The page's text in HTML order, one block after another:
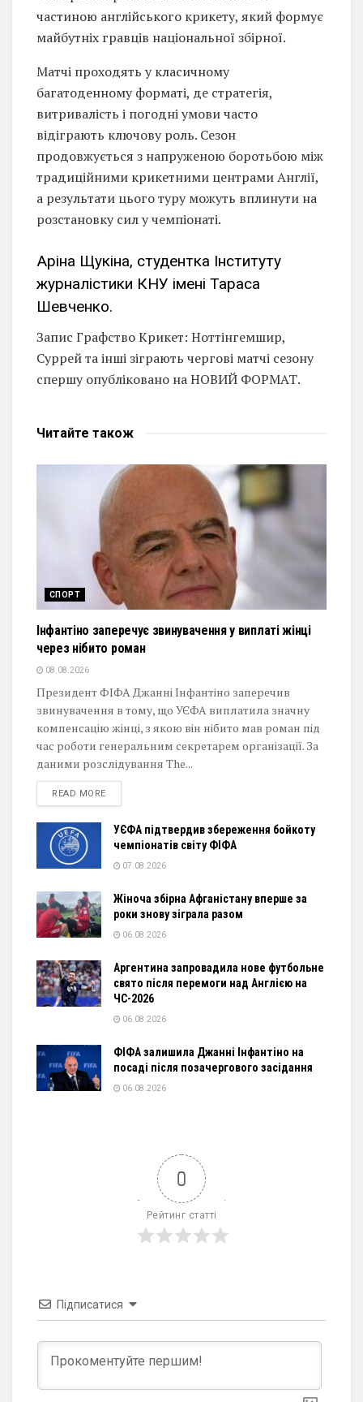
частиною англійського крикету, який формує
майбутніх гравців національної збірної.
Матчі проходять у класичному
багатоденному форматі, де стратегія,
витривалість і погодні умови часто
відіграють ключову роль. Сезон
продовжується з напруженою боротьбою між
традиційними крикетними центрами Англії,
а результати цього туру можуть вплинути на
розстановку сил у чемпіонаті.
Аріна Щукіна, студентка Інституту
журналістики КНУ імені Тараса
Шевченко.
Запис Графство Крикет: Ноттінгемшир,
Суррей та інші зіграють чергові матчі сезону
спершу опубліковано на НОВИЙ ФОРМАТ.
Читайте також
СПОРТ
Інфантіно заперечує звинувачення у виплаті жінці
через нібито роман
08.08.2026
Президент ФІФА Джанні Інфантіно заперечив
звинувачення в тому, що УЄФА виплатила значну
компенсацію жінці, з якою він нібито мав роман під
час роботи генеральним секретарем організації. За
даними розслідування The...
READ MOREDETAILS
УЄФА підтвердив збереження бойкоту
чемпіонатів світу ФІФА
07.08.2026
Жіноча збірна Афганістану вперше за
роки знову зіграла разом
06.08.2026
Аргентина запровадила нове футбольне
свято після перемоги над Англією на
ЧС-2026
06.08.2026
ФІФА залишила Джанні Інфантіно на
посаді після позачергового засідання
06.08.2026
0
Рейтинг статті
Підписатися